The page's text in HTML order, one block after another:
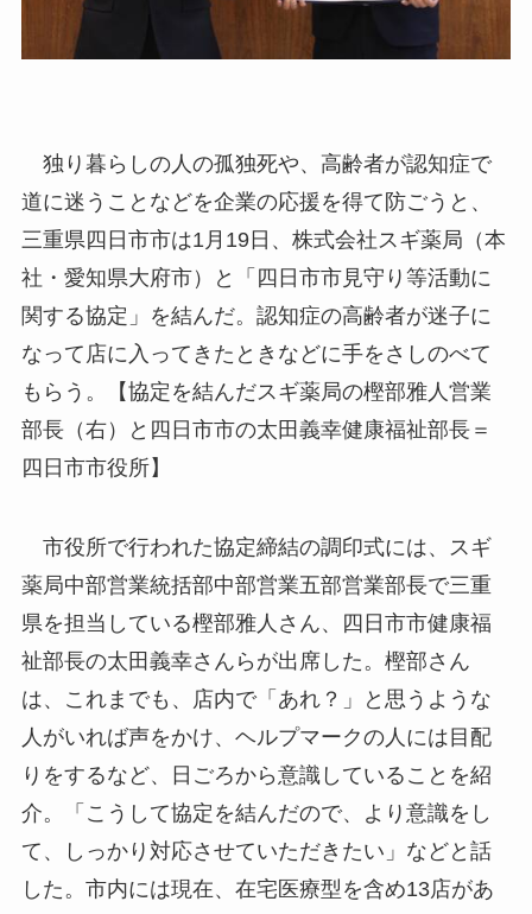
独り暮らしの人の孤独死や、高齢者が認知症で
道に迷うことなどを企業の応援を得て防ごうと、
三重県四日市市は1月19日、株式会社スギ薬局（本
社・愛知県大府市）と「四日市市見守り等活動に
関する協定」を結んだ。認知症の高齢者が迷子に
なって店に入ってきたときなどに手をさしのべて
もらう。【協定を結んだスギ薬局の樫部雅人営業
部長（右）と四日市市の太田義幸健康福祉部長＝
四日市市役所】
市役所で行われた協定締結の調印式には、スギ
薬局中部営業統括部中部営業五部営業部長で三重
県を担当している樫部雅人さん、四日市市健康福
祉部長の太田義幸さんらが出席した。樫部さん
は、これまでも、店内で「あれ？」と思うような
人がいれば声をかけ、ヘルプマークの人には目配
りをするなど、日ごろから意識していることを紹
介。「こうして協定を結んだので、より意識をし
て、しっかり対応させていただきたい」などと話
した。市内には現在、在宅医療型を含め13店があ